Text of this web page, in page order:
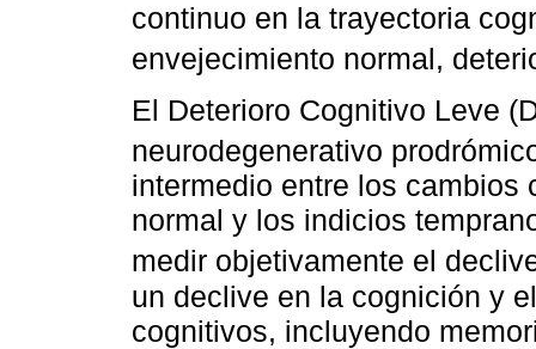
continuo en la trayectoria
envejecimiento normal,
El Deterioro Cognitivo Leve
neurodegenerativo
intermedio entre los
normal y los indicios
medir objetivamente el
un declive en la cognición y
cognitivos, incluyendo